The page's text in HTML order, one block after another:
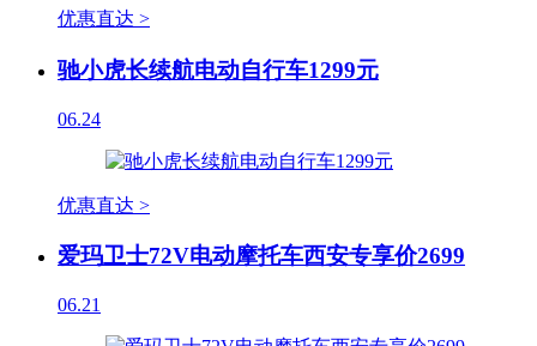
优惠直达 >
驰小虎长续航电动自行车1299元
06.24
优惠直达 >
爱玛卫士72V电动摩托车西安专享价2699
06.21